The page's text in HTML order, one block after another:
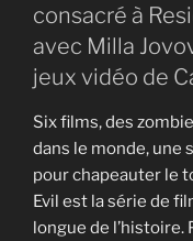
consacré à
avec Milla
jeux vidéo de
Six films, des
dans le monde, une
pour chapeauter le
Evil est la série de
longue de l’histoire.